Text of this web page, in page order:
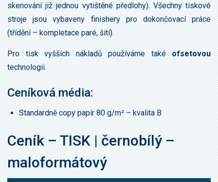
skenování již jednou vytištěné předlohy). Všechny tiskové
stroje jsou vybaveny finishery pro dokončovací práce
(třídění – kompletace paré, šití).
Pro tisk vyšších nákladů používáme takéofsetovou
technologii.
Ceníková média:
Standardně copy papír 80 g/m² – kvalita B
Ceník – TISK | černobílý –
maloformátový